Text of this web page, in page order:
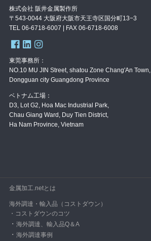
株式会社 阪井金属製作所
〒543-0044 大阪府大阪市天王寺区国分町13−3
TEL 06-6718-6007 | FAX 06-6718-6008
東莞事務所：
NO.10 MU JIN Street, shatou Zone Chang'An Town,
Dongguan city Guangdong Province
ベトナム工場：
D3, Lot G2, Hoa Mac Industrial Park,
Chau Giang Ward, Duy Tien District,
Ha Nam Province, Vietnam
金属加工.netとは
海外調達・輸入品（コストダウン）
・ コストダウンのコツ
・ 海外調達、輸入品Q＆A
・ 海外調達事例